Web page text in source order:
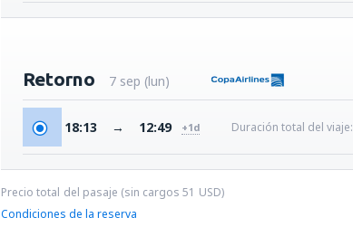
Retorno 7 sep (lun)
18:13 → 12:49 +1d Duración total del viaje:
Precio total del pasaje (sin cargos51 USD)
Condiciones de la reserva